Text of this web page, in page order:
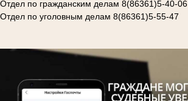
Отдел по гражданским делам 8(86361)5-40-06
Отдел по уголовным делам 8(86361)5-55-47